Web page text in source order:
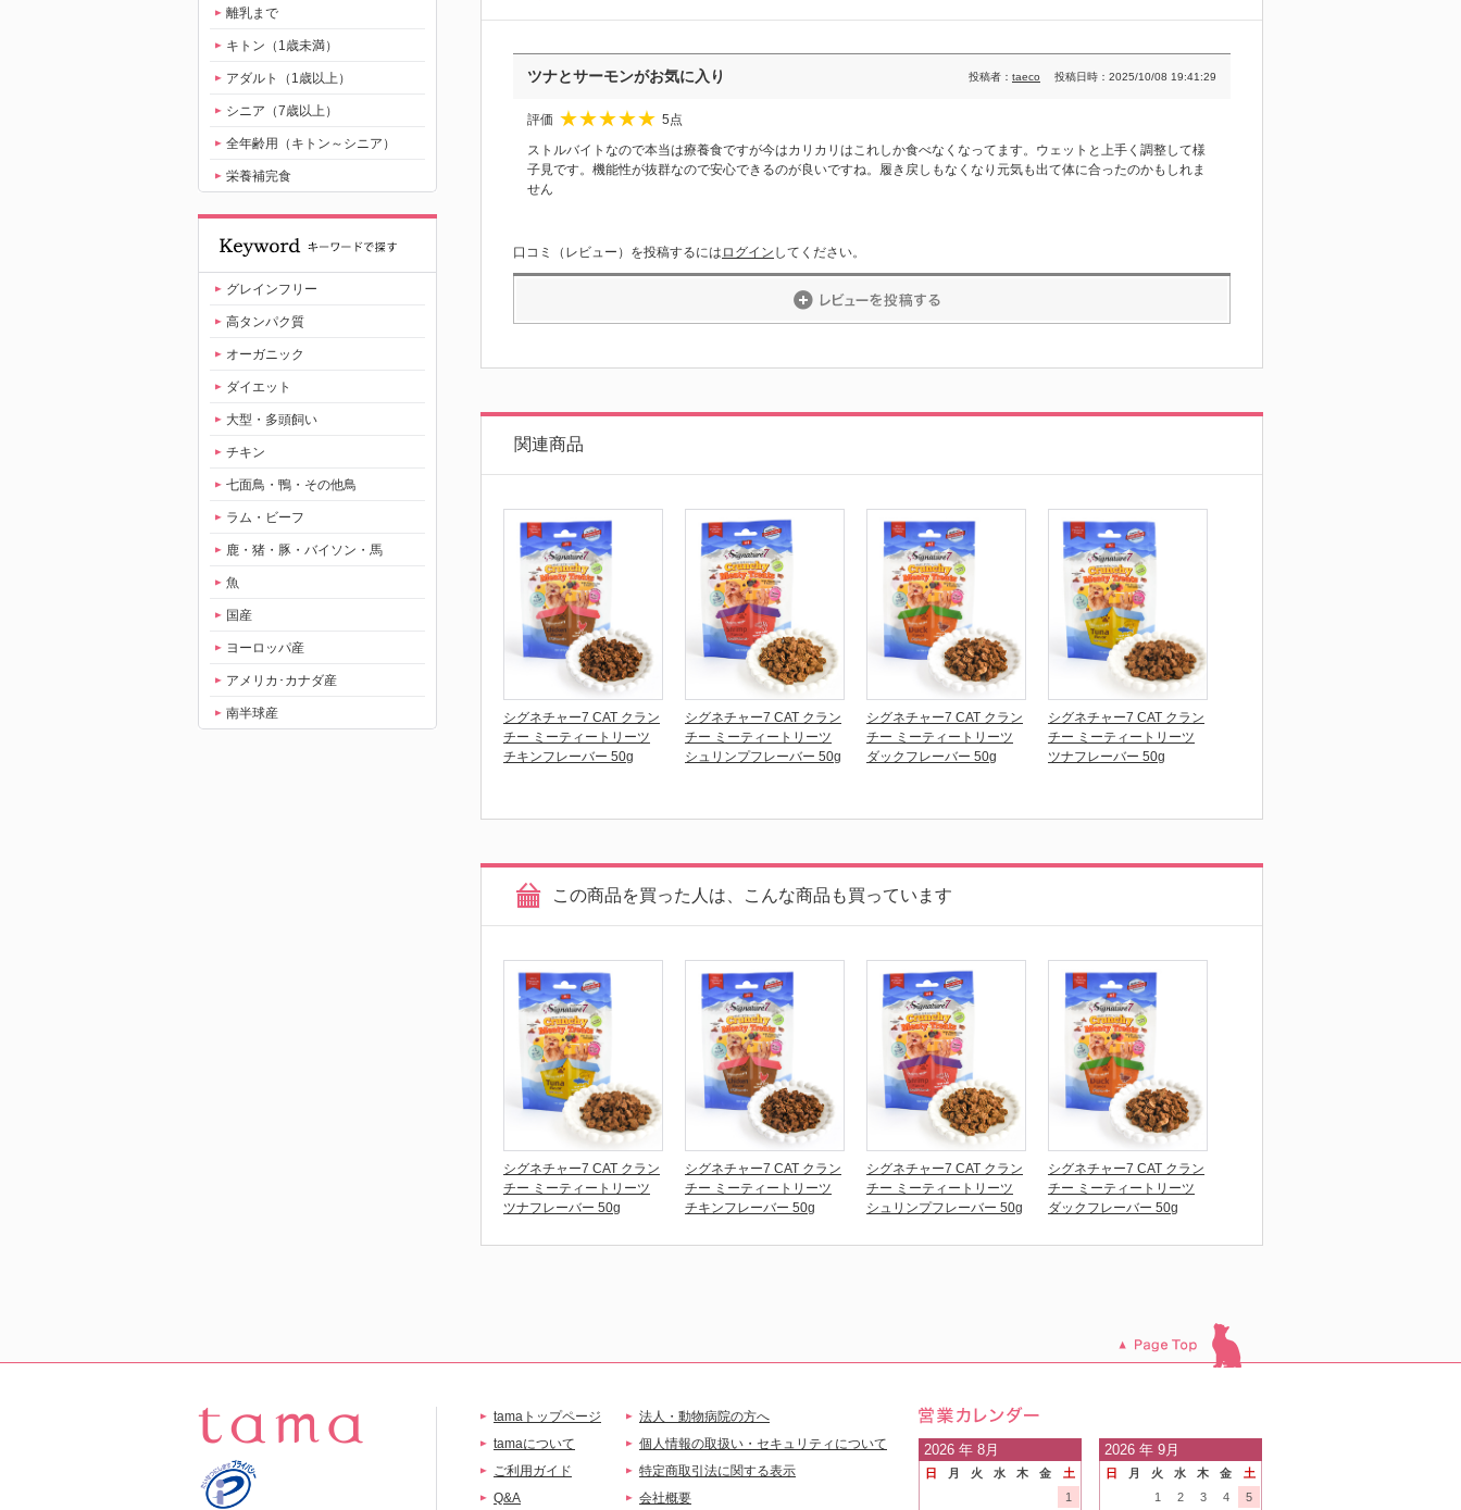
離乳まで
キトン（1歳未満）
アダルト（1歳以上）
シニア（7歳以上）
全年齢用（キトン～シニア）
栄養補完食
グレインフリー
高タンパク質
オーガニック
ダイエット
大型・多頭飼い
チキン
七面鳥・鴨・その他鳥
ラム・ビーフ
鹿・猪・豚・バイソン・馬
魚
国産
ヨーロッパ産
アメリカ･カナダ産
南半球産
ツナとサーモンがお気に入り 投稿者： taeco 投稿日時：2025/10/08 19:41:29
評価
5点
ストルバイトなので本当は療養食ですが今はカリカリはこれしか食べなくなってます。ウェットと上手く調整して様
子見です。機能性が抜群なので安心できるのが良いですね。履き戻しもなくなり元気も出て体に合ったのかもしれま
せん
口コミ（レビュー）を投稿するには ログイン してください。
関連商品
シグネチャー7 CAT クラン
チー ミーティートリーツ
チキンフレーバー 50g
シグネチャー7 CAT クラン
チー ミーティートリーツ
シュリンプフレーバー 50g
シグネチャー7 CAT クラン
チー ミーティートリーツ
ダックフレーバー 50g
シグネチャー7 CAT クラン
チー ミーティートリーツ
ツナフレーバー 50g
この商品を買った人は、こんな商品も買っています
シグネチャー7 CAT クラン
チー ミーティートリーツ
ツナフレーバー 50g
シグネチャー7 CAT クラン
チー ミーティートリーツ
チキンフレーバー 50g
シグネチャー7 CAT クラン
チー ミーティートリーツ
シュリンプフレーバー 50g
シグネチャー7 CAT クラン
チー ミーティートリーツ
ダックフレーバー 50g
tamaトップページ
tamaについて
ご利用ガイド
Q&A
法人・動物病院の方へ
個人情報の取扱い・セキュリティについて
特定商取引法に関する表示
会社概要
営業日の
ご案内
2026 年 8月
日 月 火 水 木 金
土
1
2026 年 9月
日 月 火 水 木 金
土
1
2 3 4 5